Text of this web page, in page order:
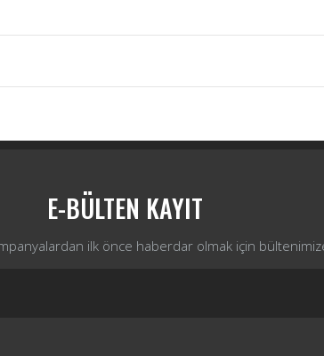
E-BÜLTEN KAYIT
ilk önce haberdar olmak için